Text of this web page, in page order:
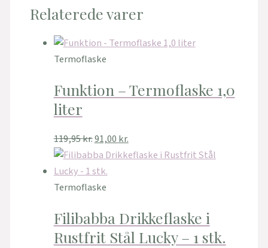
Relaterede varer
Termoflaske
Funktion – Termoflaske 1,0
liter
119,95kr.91,00kr.
Termoflaske
Filibabba Drikkeflaske i
Rustfrit Stål Lucky – 1 stk.